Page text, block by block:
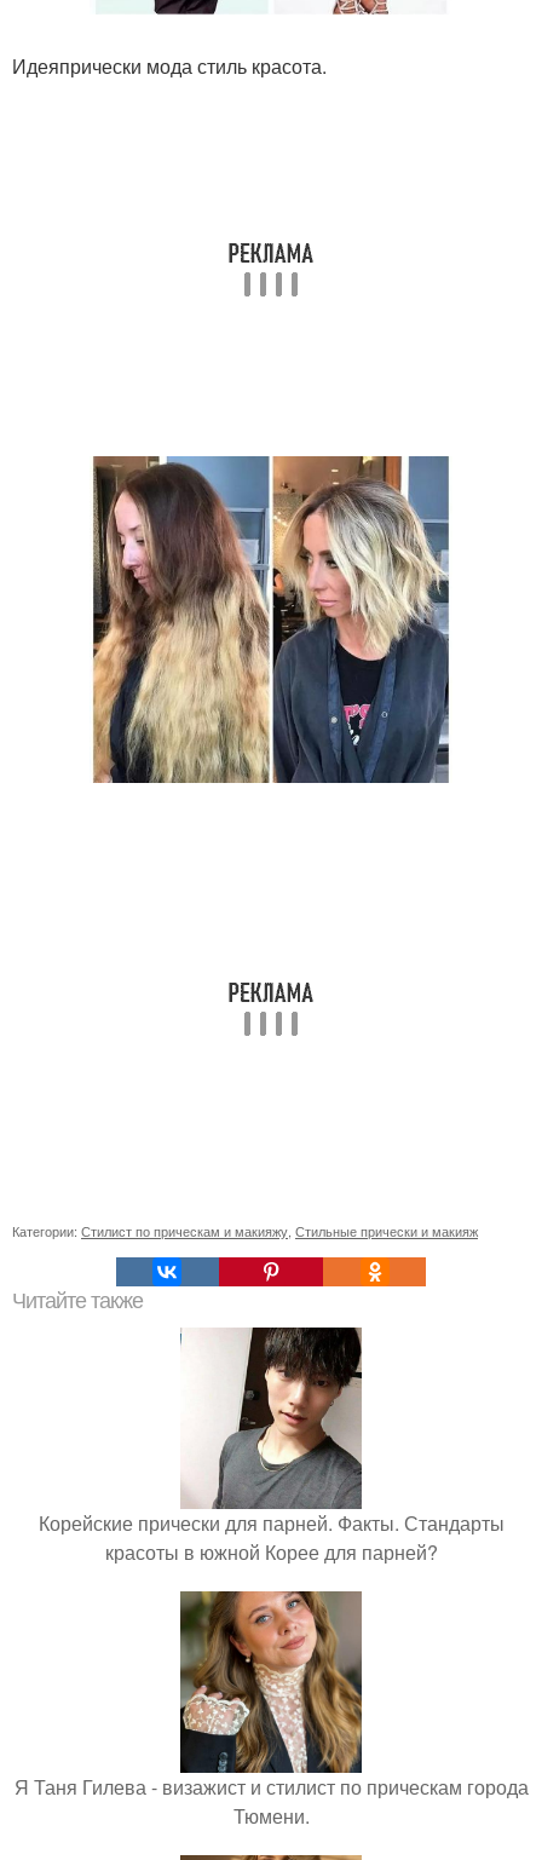
Идеяпрически мода стиль красота.
Категории: Стилист по прическам и макияжу Стильные прически и макияж
Читайте также
Корейские прически для парней. Факты. Стандарты
красоты в южной Корее для парней?
Я Таня Гилева - визажист и стилист по прическам города
Тюмени.